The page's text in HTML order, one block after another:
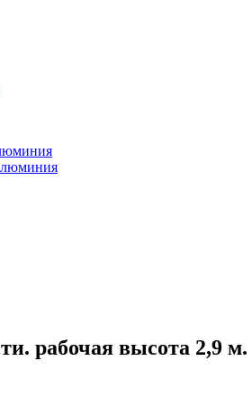
рабочая высота 2,9 м.